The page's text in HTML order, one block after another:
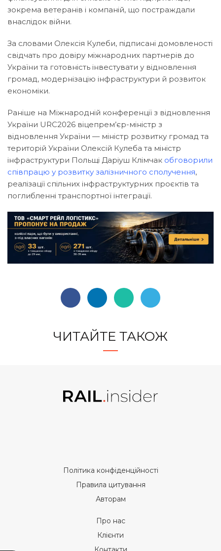
зокрема ветеранів і компаній, що постраждали
внаслідок війни.
За словами Олексія Кулеби, підписані домовленості
свідчать про довіру міжнародних партнерів до
України та готовність інвестувати у відновлення
громад, модернізацію інфраструктури й розвиток
економіки.
Раніше на Міжнародній конференції з відновлення
України URC2026 віцепрем’єр-міністр з
відновлення України — міністр розвитку громад та
територій України Олексій Кулеба та міністр
інфраструктури Польщі Даріуш Клімчак обговорили
співпрацю у розвитку залізничного сполучення,
реалізації спільних інфраструктурних проєктів та
поглибленні транспортної інтеграції.
ЧИТАЙТЕ ТАКОЖ
Політика конфіденційності
Правила цитування
Авторам
Про нас
Клієнти